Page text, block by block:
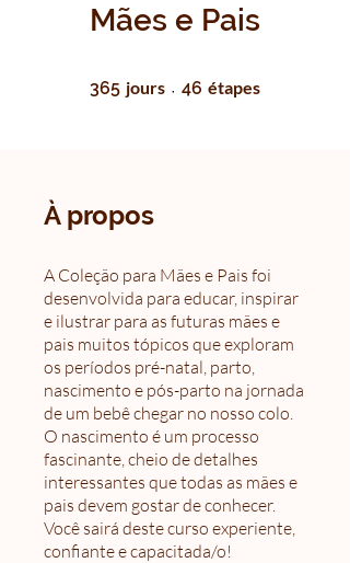
Mães e Pais
365 jours 365 jours
46 étapes
À propos
A Coleção para Mães e Pais foi
desenvolvida para educar, inspirar
e ilustrar para as futuras mães e
pais muitos tópicos que exploram
os períodos pré-natal, parto,
nascimento e pós-parto na jornada
de um bebê chegar no nosso colo.
O nascimento é um processo
fascinante, cheio de detalhes
interessantes que todas as mães e
pais devem gostar de conhecer.
Você sairá deste curso experiente,
confiante e capacitada/o!